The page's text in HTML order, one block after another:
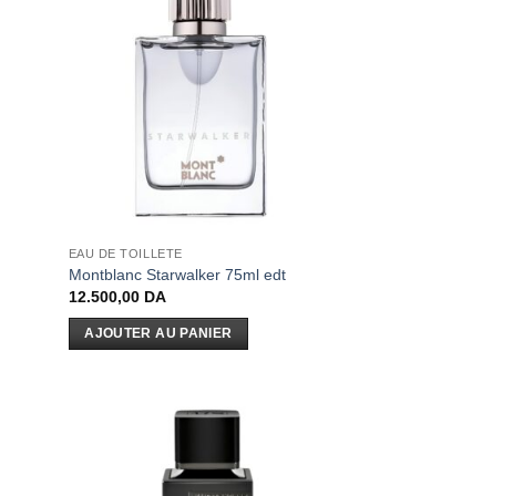
EAU DE TOILLETE
Montblanc Starwalker 75ml edt
12.500,00 DA
AJOUTER AU PANIER